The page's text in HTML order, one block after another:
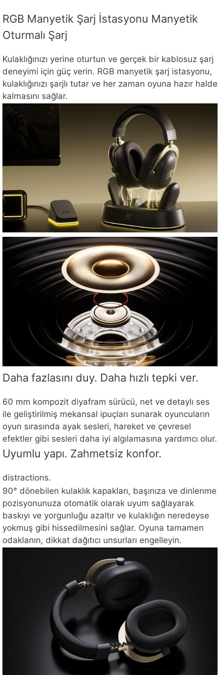
RGB Manyetik Şarj İstasyonu Manyetik
Oturmalı Şarj
Kulaklığınızı yerine oturtun ve gerçek bir kablosuz şarj
deneyimi için güç verin. RGB manyetik şarj istasyonu,
kulaklığınızı şarjlı tutar ve her zaman oyuna hazır halde
kalmasını sağlar.
Daha fazlasını duy. Daha hızlı tepki ver.
60 mm kompozit diyafram sürücü, net ve detaylı ses
ile geliştirilmiş mekansal ipuçları sunarak oyuncuların
oyun sırasında ayak sesleri, hareket ve çevresel
efektler gibi sesleri daha iyi algılamasına yardımcı olur.
Uyumlu yapı. Zahmetsiz konfor.
distractions.
90° dönebilen kulaklık kapakları, başınıza ve dinlenme
pozisyonunuza otomatik olarak uyum sağlayarak
baskıyı ve yorgunluğu azaltır ve kulaklığın neredeyse
yokmuş gibi hissedilmesini sağlar. Oyuna tamamen
odaklanın, dikkat dağıtıcı unsurları engelleyin.